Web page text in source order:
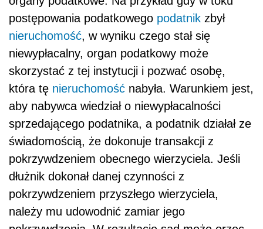
postępowania podatkowego podatnik zbył
nieruchomość, w wyniku czego stał się
niewypłacalny, organ podatkowy może
skorzystać z tej instytucji i pozwać osobę,
która tę nieruchomość nabyła. Warunkiem jest,
aby nabywca wiedział o niewypłacalności
sprzedającego podatnika, a podatnik działał ze
świadomością, że dokonuje transakcji z
pokrzywdzeniem obecnego wierzyciela. Jeśli
dłużnik dokonał danej czynności z
pokrzywdzeniem przyszłego wierzyciela,
należy mu udowodnić zamiar jego